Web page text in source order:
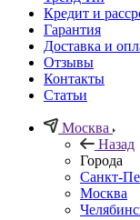
Кредит и
Гарантия
Доставка и
Отзывы
Контакты
Статьи
Москва
Назад
Города
Санкт-
Москва